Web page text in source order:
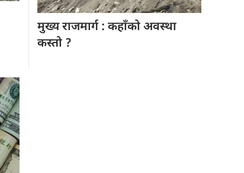
मुख्य राजमार्ग: कहाँको अवस्था
कस्तो ?